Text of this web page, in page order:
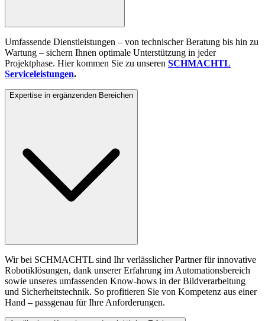
Umfassende Dienstleistungen – von technischer Beratung bis hin zu
Wartung – sichern Ihnen optimale Unterstützung in jeder
Projektphase. Hier kommen Sie zu unseren SCHMACHTL
Serviceleistungen.
Expertise in ergänzenden Bereichen
Wir bei SCHMACHTL sind Ihr verlässlicher Partner für innovative
Robotiklösungen, dank unserer Erfahrung im Automationsbereich
sowie unseres umfassenden Know-hows in der Bildverarbeitung
und Sicherheitstechnik. So profitieren Sie von Kompetenz aus einer
Hand – passgenau für Ihre Anforderungen.